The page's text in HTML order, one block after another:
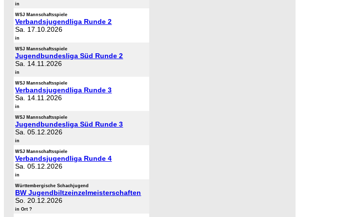
in
WSJ Mannschaftsspiele
Verbandsjugendliga Runde 2
Sa. 17.10.2026
in
WSJ Mannschaftsspiele
Jugendbundesliga Süd Runde 2
Sa. 14.11.2026
in
WSJ Mannschaftsspiele
Verbandsjugendliga Runde 3
Sa. 14.11.2026
in
WSJ Mannschaftsspiele
Jugendbundesliga Süd Runde 3
Sa. 05.12.2026
in
WSJ Mannschaftsspiele
Verbandsjugendliga Runde 4
Sa. 05.12.2026
in
Württembergische Schachjugend
BW Jugendbiltzeinzelmeisterschaften
So. 20.12.2026
in Ort ?